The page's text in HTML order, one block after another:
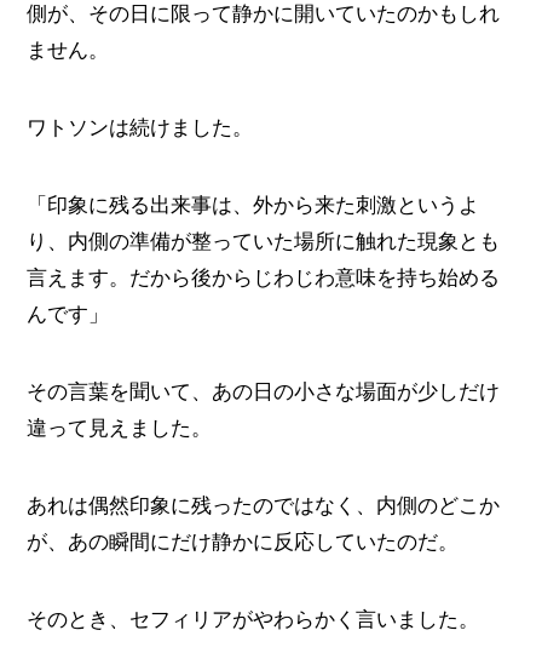
側が、その日に限って静かに開いていたのかもしれ
ません。
ワトソンは続けました。
「印象に残る出来事は、外から来た刺激というよ
り、内側の準備が整っていた場所に触れた現象とも
言えます。だから後からじわじわ意味を持ち始める
んです」
その言葉を聞いて、あの日の小さな場面が少しだけ
違って見えました。
あれは偶然印象に残ったのではなく、内側のどこか
が、あの瞬間にだけ静かに反応していたのだ。
そのとき、セフィリアがやわらかく言いました。